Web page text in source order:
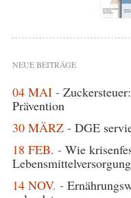
NEUE BEITRÄGE
04 MAI -
Prävention
30 MÄRZ - DGE
18 FEB. - Wie
14 NOV. -